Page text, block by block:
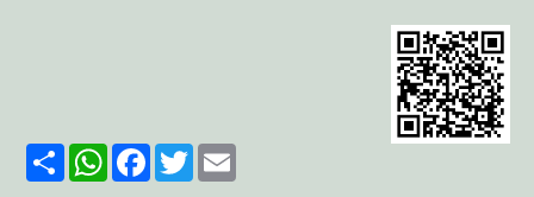
ShareWhatsApp
Facebook
Twitter